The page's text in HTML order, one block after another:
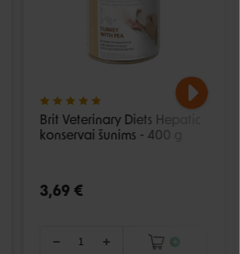
Brit Veterinary Diets Hepatic
konservai šunims - 400 g
3,69 €